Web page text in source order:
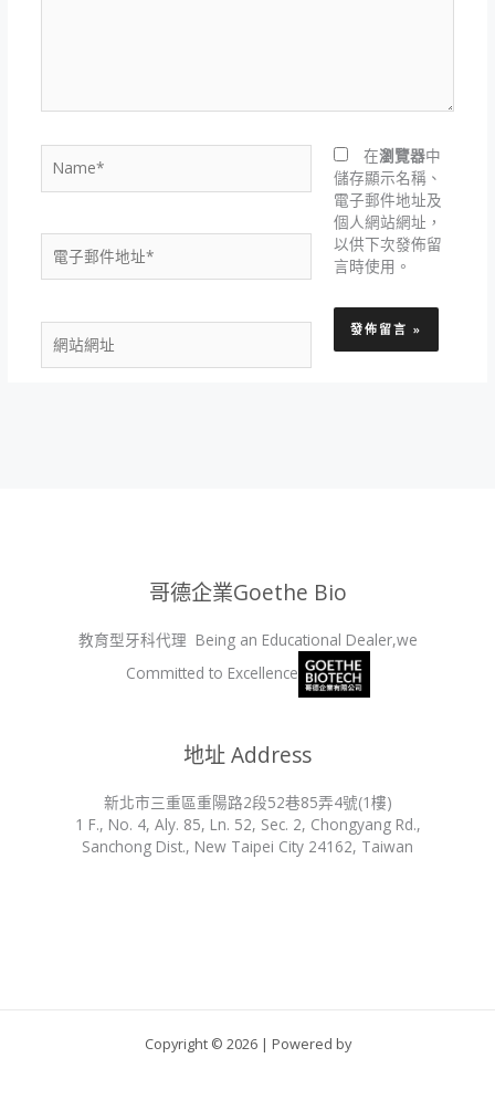
郵
址
*
站
網
在瀏覽器中
儲存顯示名稱、
電子郵件地址及
個人網站網址，
以供下次發佈留
言時使用。
哥德企業Goethe Bio
教育型牙科代理 Being an Educational Dealer,we
Committed to Excellence
地址 Address
新北市三重區重陽路2段52巷85弄4號(1樓)
1 F., No. 4, Aly. 85, Ln. 52, Sec. 2, Chongyang Rd.,
Sanchong Dist., New Taipei City 24162, Taiwan
Copyright © 2026 | Powered by